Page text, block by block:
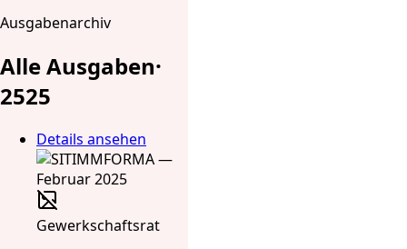
Ausgabenarchiv
Alle Ausgaben·
2525
Details ansehen
Gewerkschaftsrat